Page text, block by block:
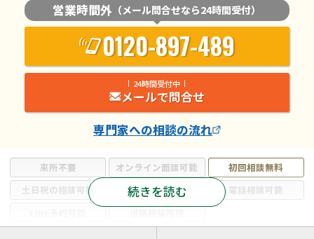
来所不要 オンライン面談可能
初回相談無料
土日祝の相談可能
19時以降電話可能
電話相談可能
続きを読む
営業時間外 （メール問合せなら24時間受付）
0120-897-489
24時間受付中
メールで問合せ
専門家への相談の流れ